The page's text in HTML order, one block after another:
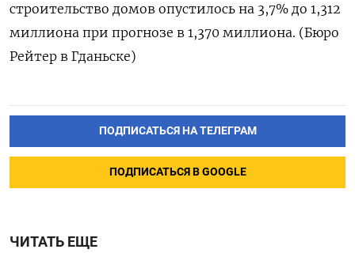
строительство домов опустилось на 3,7% до 1,312
миллиона при прогнозе в 1,370 миллиона. (Бюро
Рейтер в Гданьске)
ПОДПИСАТЬСЯ НА ТЕЛЕГРАМ
ПОДПИСАТЬСЯ В GOOGLE
ЧИТАТЬ ЕЩЕ